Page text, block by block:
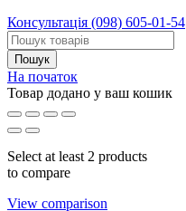
Консультація (098) 605-01-54
На початок
Товар додано у ваш кошик
Select at least 2 products
to compare
View comparison